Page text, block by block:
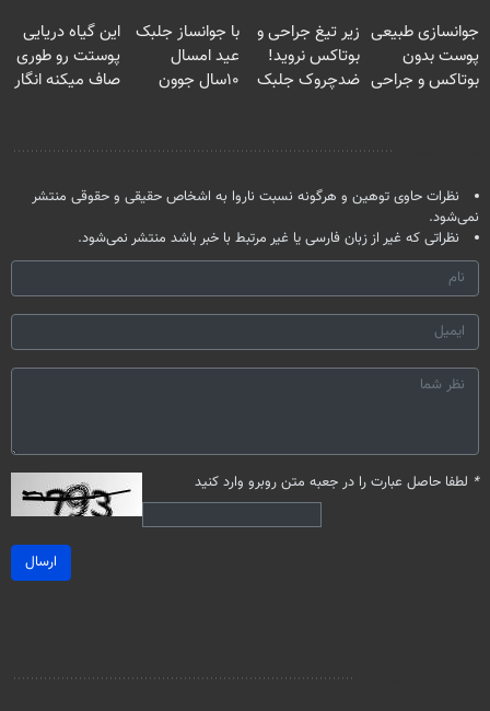
خوبه۴۵٪تخفیف
پوست
جوانسازی طبیعی
پوست بدون
بوتاکس و جراحی
زیر تیغ جراحی و
بوتاکس نروید!
ضدچروک جلبک
با جوانساز جلبک
عید امسال
۱۰سال جوون
این گیاه دریایی
پوستت رو طوری
صاف میکنه انگار
نظرات حاوی توهین و هرگونه نسبت ناروا به اشخاص حقیقی و حقوقی منتشر
نمی‌شود.
نظراتی که غیر از زبان فارسی یا غیر مرتبط با خبر باشد منتشر نمی‌شود.
* لطفا حاصل عبارت را در جعبه متن روبرو وارد کنید
ارسال